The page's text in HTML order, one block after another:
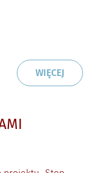
CZYTAJ
WIĘCEJ O: